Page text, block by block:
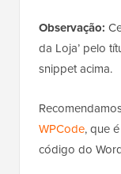
Observação:
da Loja’ pelo
snippet acima.
WPCode, que
código do